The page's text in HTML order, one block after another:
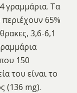
γραμμάρια. Τα
65%
3,6-6,1
150
του είναι το
(136 mg).